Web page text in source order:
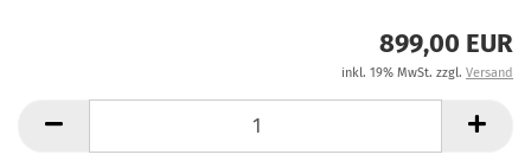
899,00 EUR
inkl. 19% MwSt. zzgl. Versand